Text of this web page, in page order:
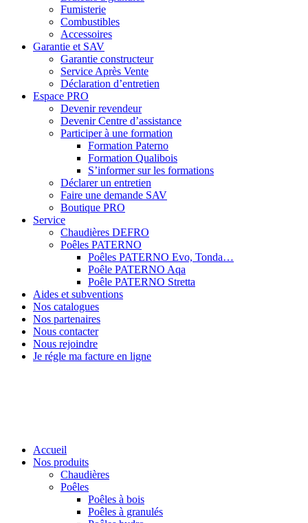
Fumisterie
Combustibles
Accessoires
Garantie et SAV
Garantie constructeur
Service Après Vente
Déclaration d’entretien
Espace PRO
Devenir revendeur
Devenir Centre d’assistance
Participer à une formation
Formation Paterno
Formation Qualibois
S’informer sur les formations
Déclarer un entretien
Faire une demande SAV
Boutique PRO
Service
Chaudières DEFRO
Poêles PATERNO
Poêles PATERNO Evo, Tonda…
Poêle PATERNO Aqa
Poêle PATERNO Stretta
Aides et subventions
Nos catalogues
Nos partenaires
Nous contacter
Nous rejoindre
Je régle ma facture en ligne
Accueil
Nos produits
Chaudières
Poêles
Poêles à bois
Poêles à granulés